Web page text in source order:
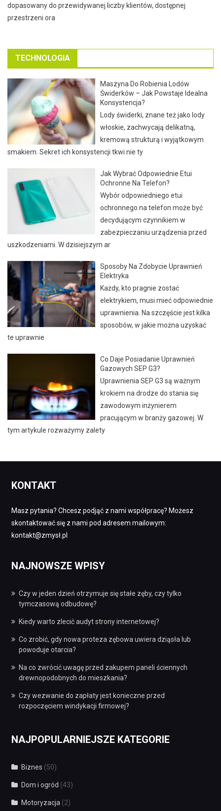
dopasowany do przewidywanej liczby klientów, dostępnej
przestrzeni ora
TECHNOLOGIA
Maszyna Do Robienia Lodów
Świderków – Jak Powstaje Idealna
Konsystencja?
Lody świderki, znane też jako lody
włoskie, zachwycają delikatną,
kremową strukturą i wyjątkowym
smakiem. Sekret ich konsystencji tkwi nie ty
Jak Wybrać Odpowiednie Etui
Ochronne Na Telefon?
Wybór odpowiedniego etui
ochronnego na telefon może być
decydującym czynnikiem w
zabezpieczaniu urządzenia przed
uszkodzeniami. W dzisiejszym ar
Sposoby Na Zdobycie Uprawnień
Elektryka
Każdy, kto pragnie zostać
elektrykiem, musi mieć odpowiednie
uprawnienia. Na szczęście jest kilka
sposobów, w jakie można uzyskać
te uprawnie
Co Daje Posiadanie Uprawnień
Gazowych SEP G3?
Uprawnienia SEP G3 są ważnym
krokiem na drodze do stania się
zawodowym inżynierem
pracującym w branży gazowej. W
tym artykule rozważymy zalety
KONTAKT
Masz pytania? Chcesz podjąć z nami współpracę? Możesz
skontaktować się z nami pod adresem mailowym:
kontakt@zmysł.pl
NAJNOWSZE WPISY
Czy w jeden dzień otrzymuje się stałe zęby, czy tylko
tymczasową odbudowę?
Kiedy warto zlecić audyt strony internetowej?
Co zrobić, gdy nowa proteza zębowa uwiera dziąsła lub
powoduje otarcia?
Na co zwrócić uwagę przed zakupem paneli ściennych
drewnopodobnych do mieszkania?
Czy wezwanie do zapłaty jest konieczne przed
rozpoczęciem windykacji firmowej?
NAJPOPULARNIEJSZE KATEGORIE
Biznes (50)
Dom i ogród (43)
Motoryzacja (2)